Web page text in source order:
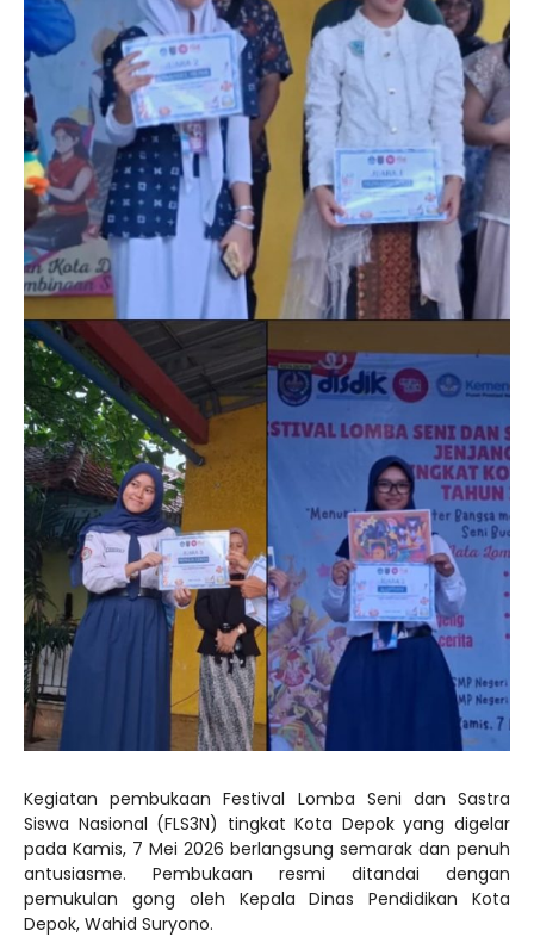
Kegiatan pembukaan Festival Lomba Seni dan Sastra
Siswa Nasional (FLS3N) tingkat Kota Depok yang digelar
pada Kamis, 7 Mei 2026 berlangsung semarak dan penuh
antusiasme. Pembukaan resmi ditandai dengan
pemukulan gong oleh Kepala Dinas Pendidikan Kota
Depok, Wahid Suryono.